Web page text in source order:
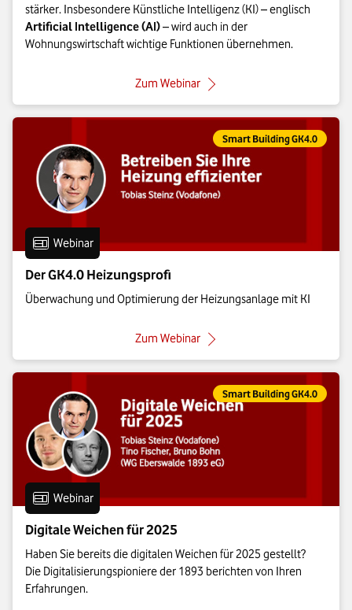
stärker. Insbesondere Künstliche Intelligenz (KI) – englisch
Artificial Intelligence (AI)– wird auch in der
Wohnungswirtschaft wichtige Funktionen übernehmen.
Zum Webinar: Künstliche Intelligenz (KI):
Eintrag gehört zur Kategorie:
Smart Building GK4.0
Eintrag vom Format:
Webinar
Der GK4.0 Heizungsprofi
Überwachung und Optimierung der Heizungsanlage mit KI
Zum Webinar: Der GK4.0 Heizungsprofi
Eintrag gehört zur Kategorie:
Smart Building GK4.0
Eintrag vom Format:
Webinar
Digitale Weichen für 2025
Haben Sie bereits die digitalen Weichen für 2025 gestellt?
Die Digitalisierungspioniere der 1893 berichten von Ihren
Erfahrungen.